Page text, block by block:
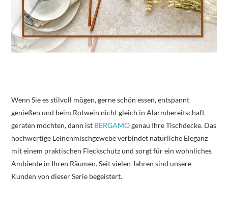
Wenn Sie es stilvoll mögen, gerne schön essen, entspannt
genießen und beim Rotwein nicht gleich in Alarmbereitschaft
geraten möchten, dann ist BERGAMOgenau Ihre Tischdecke. Das
hochwertige Leinenmischgewebe verbindet natürliche Eleganz
mit einem praktischen Fleckschutz und sorgt für ein wohnliches
Ambiente in Ihren Räumen. Seit vielen Jahren sind unsere
Kunden von dieser Serie begeistert.